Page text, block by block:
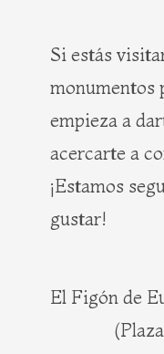
Si estás
monumentos
empieza a
acercarte a
¡Estamos
gustar!
El Figón de